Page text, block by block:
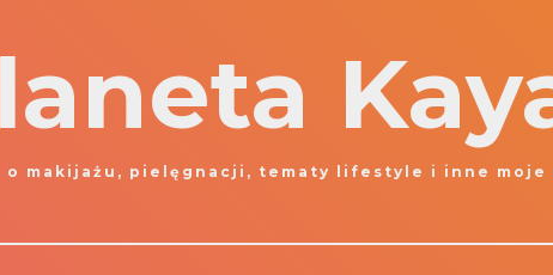
o makijażu, pielęgnacji, tematy lifestyle i inne moje